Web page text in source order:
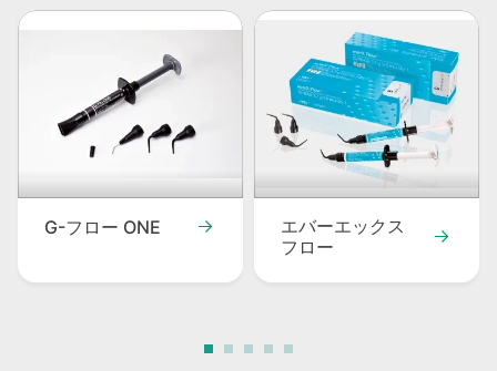
G-フロー ONE
エバーエックス
フロー